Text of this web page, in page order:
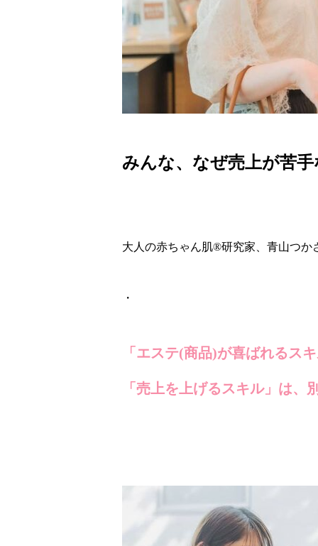
みんな、なぜ売上が苦
大人の赤ちゃん肌®️研究家、青山つか
・
「エステ(商品)が喜ばれるス
「売上を上げるスキル」は、